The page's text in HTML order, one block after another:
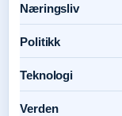
Næringsliv
Politikk
Teknologi
Verden